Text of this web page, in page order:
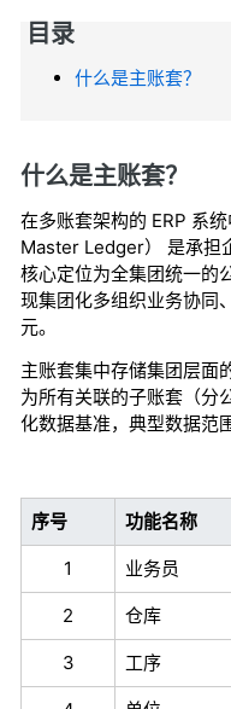
目录
什么是主账套？
什么是主账套？
在多账套架构的 ERP 系
Master Ledger） 是承担
核心定位为全集团统一的
现集团化多组织业务协同
元。
主账套集中存储集团层面
为所有关联的子账套（分
化数据基准，典型数据范
序号 功能名称
1 业务员
2 仓库
3 工序